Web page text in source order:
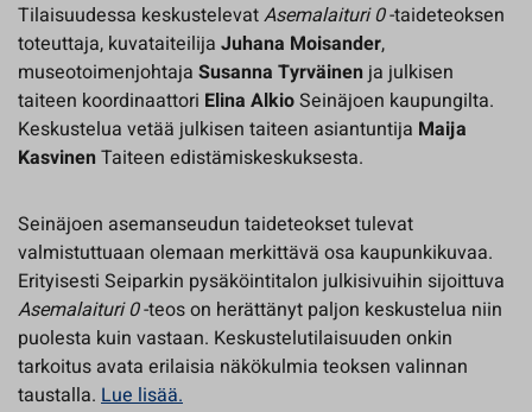
Tilaisuudessa keskustelevatAsemalaituri 0-taideteoksen
toteuttaja, kuvataiteilija Juhana Moisander,
museotoimenjohtaja Susanna Tyrväinen ja julkisen
taiteen koordinaattori Elina AlkioSeinäjoen kaupungilta.
Keskustelua vetää julkisen taiteen asiantuntija Maija
KasvinenTaiteen edistämiskeskuksesta.
Seinäjoen asemanseudun taideteokset tulevat
valmistuttuaan olemaan merkittävä osa kaupunkikuvaa.
Erityisesti Seiparkin pysäköintitalon julkisivuihin sijoittuva
Asemalaituri 0-teos on herättänyt paljon keskustelua niin
puolesta kuin vastaan. Keskustelutilaisuuden onkin
tarkoitus avata erilaisia näkökulmia teoksen valinnan
taustalla. Lue lisää.